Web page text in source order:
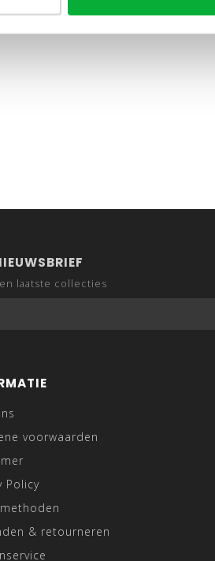
laatste collecties
voorwaarden
Policy
& retourneren